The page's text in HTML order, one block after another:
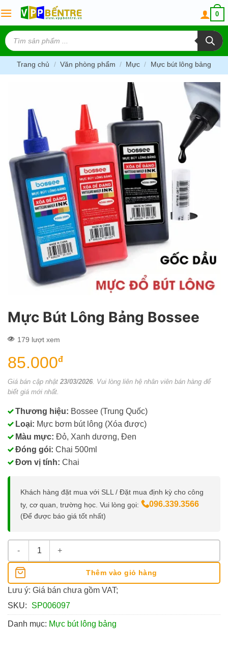
to
content
0
Tìm
kiếm
sản
phẩm
Trang chủ / Văn phòng phẩm / Mực / Mực bút lông bảng
Mực Bút Lông Bảng Bossee
179 lượt xem
85.000đ
Giá bán cập nhật 23/03/2026 . Vui lòng liên hệ nhân viên bán hàng để
biết giá mới nhất.
Thương hiệu: Bossee (Trung Quốc)
Loại: Mực bơm bút lông (Xóa được)
Màu mực: Đỏ, Xanh dương, Đen
Đóng gói: Chai 500ml
Đơn vị tính: Chai
Khách hàng đặt mua với SLL / Đặt mua định kỳ cho công
ty, cơ quan, trường học. Vui lòng gọi:
096.339.3566
(Để được báo giá tốt nhất)
Mực Bút Lông Bảng Bossee số lượng
Thêm vào giỏ hàng
Lưu ý: Giá bán chưa gồm VAT;
SKU:
SP006097
Danh mục: Mực bút lông bảng